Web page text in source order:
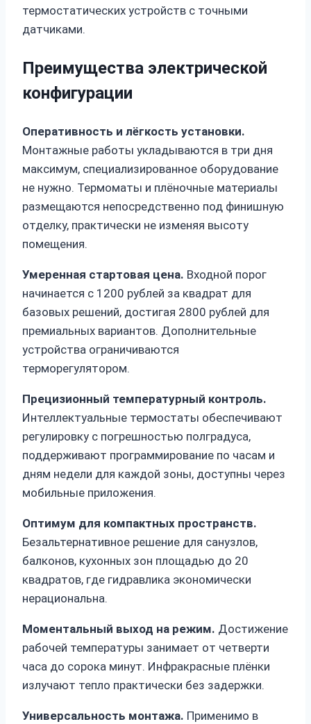
термостатических устройств с точными
датчиками.
Преимущества электрической
конфигурации
Оперативность и лёгкость установки.
Монтажные работы укладываются в три дня
максимум, специализированное оборудование
не нужно. Термоматы и плёночные материалы
размещаются непосредственно под финишную
отделку, практически не изменяя высоту
помещения.
Умеренная стартовая цена. Входной порог
начинается с 1200 рублей за квадрат для
базовых решений, достигая 2800 рублей для
премиальных вариантов. Дополнительные
устройства ограничиваются
терморегулятором.
Прецизионный температурный контроль.
Интеллектуальные термостаты обеспечивают
регулировку с погрешностью полградуса,
поддерживают программирование по часам и
дням недели для каждой зоны, доступны через
мобильные приложения.
Оптимум для компактных пространств.
Безальтернативное решение для санузлов,
балконов, кухонных зон площадью до 20
квадратов, где гидравлика экономически
нерациональна.
Моментальный выход на режим. Достижение
рабочей температуры занимает от четверти
часа до сорока минут. Инфракрасные плёнки
излучают тепло практически без задержки.
Универсальность монтажа. Применимо в